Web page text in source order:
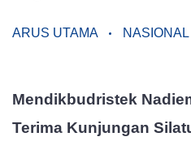
ARUS UTAMA NASIONAL
Mendikbudristek
Terima Kunjungan